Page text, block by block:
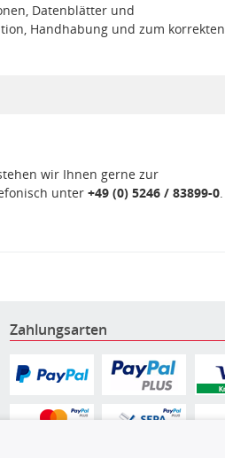
Datenblätter und
Handhabung und zum korrekten
wir Ihnen gerne zur
unter +49 (0) 5246 / 83899-0.
Zahlungsarten